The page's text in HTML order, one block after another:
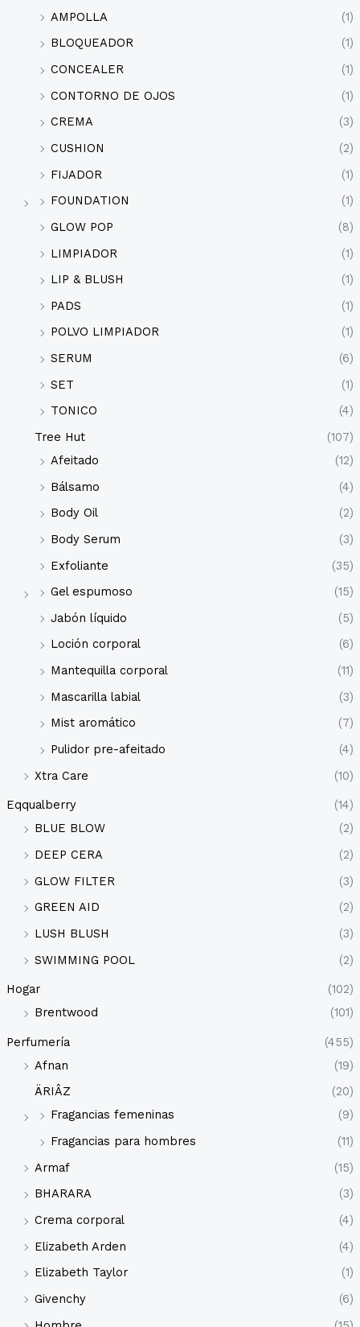
AMPOLLA
(1)
BLOQUEADOR
(1)
CONCEALER
(1)
CONTORNO DE OJOS
(1)
CREMA
(3)
CUSHION
(2)
FIJADOR
(1)
FOUNDATION
(1)
GLOW POP
(8)
LIMPIADOR
(1)
LIP & BLUSH
(1)
PADS
(1)
POLVO LIMPIADOR
(1)
SERUM
(6)
SET
(1)
TONICO
(4)
Tree Hut
(107)
Afeitado
(12)
Bálsamo
(4)
Body Oil
(2)
Body Serum
(3)
Exfoliante
(35)
Gel espumoso
(15)
Jabón líquido
(5)
Loción corporal
(6)
Mantequilla corporal
(11)
Mascarilla labial
(3)
Mist aromático
(7)
Pulidor pre-afeitado
(4)
Xtra Care
(10)
Eqqualberry
(14)
BLUE BLOW
(2)
DEEP CERA
(2)
GLOW FILTER
(3)
GREEN AID
(2)
LUSH BLUSH
(3)
SWIMMING POOL
(2)
Hogar
(102)
Brentwood
(101)
Perfumería
(455)
Afnan
(19)
ÄRIÂZ
(20)
Fragancias femeninas
(9)
Fragancias para hombres
(11)
Armaf
(15)
BHARARA
(3)
Crema corporal
(4)
Elizabeth Arden
(4)
Elizabeth Taylor
(1)
Givenchy
(6)